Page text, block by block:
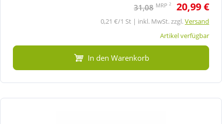
31,08 MRP 2 20,99 €
0,21 €/1 St | inkl. MwSt. zzgl.Versand
Artikel verfügbar
In den Warenkorb